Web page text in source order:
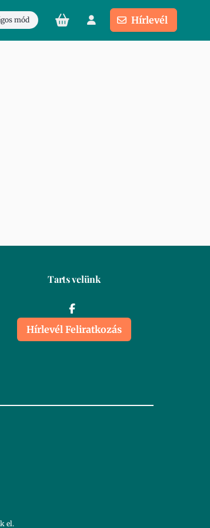
mód Hírlevél
Tarts velünk
Hírlevél Feliratkozás
el.